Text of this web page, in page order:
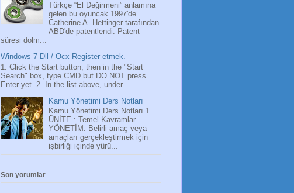
Türkçe “El Değirmeni” anlamına
gelen bu oyuncak 1997'de
Catherine A. Hettinger tarafından
ABD'de patentlendi. Patent
süresi dolm...
Windows 7 Dll / Ocx Register etmek.
1. Click the Start button, then in the "Start
Search" box, type CMD but DO NOT press
Enter yet. 2. In the list above, under ...
Kamu Yönetimi Ders Notları
Kamu Yönetimi Ders Notları 1.
ÜNİTE : Temel Kavramlar
YÖNETİM: Belirli amaç veya
amaçları gerçekleştirmek için
işbirliği içinde yürü...
Son yorumlar